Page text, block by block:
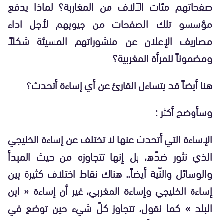
صفحاتهم مئات الآلاف من المغاربة؟ لماذا يدفع
مؤسسو تلك الصفحات من جيوبهم لأجل اداء
مصاريف الإعلان عن منشوراتهم المسيئة شكلاً
ومضموناً للمرأة المغربية؟
هنا أيضاً قد يتساءل القارئ عن أي إساءة أتحدث؟
وسأوضح أكثر :
الإساءة التي أتحدث عنها لا تختلف عن إساءة الخليجي
الذي نثور ضدّه، بل إنها تتجاوزه من حيث المبدأ
والوسائل والنّية أيضاً.. هناك نقاط اختلاف كثيرة بين
إساءة الخليجي وإساءة المغربي، غير أن إساءة « ابن
البلد » كما نقول، تتجاوز كلّ شيء حين توضع في